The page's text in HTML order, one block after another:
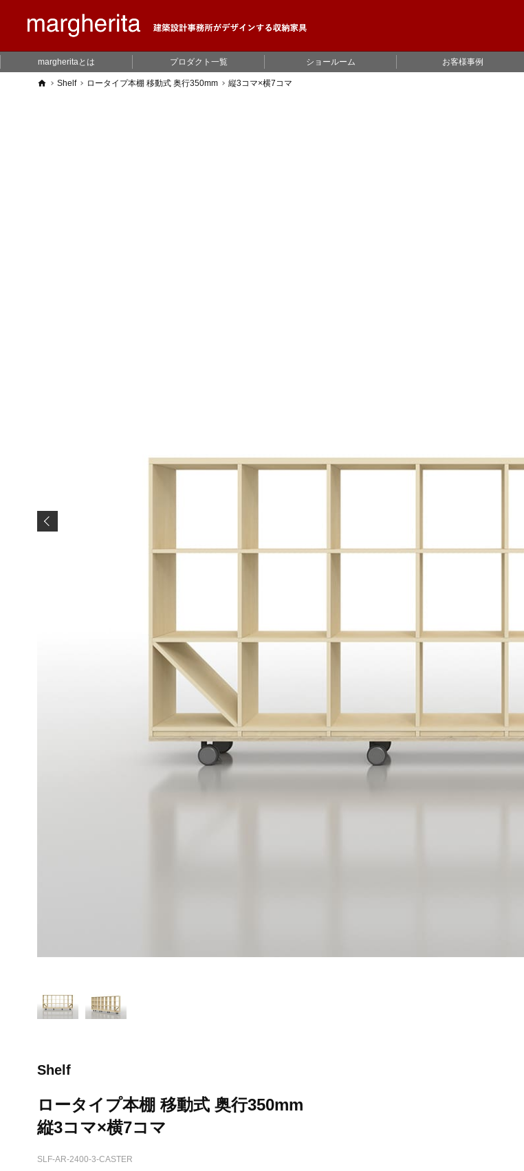
margheritaとは プロダクト一覧 ショールーム お客様事例
home Shelf ロータイプ本棚 移動式 奥行350mm 縦3コマ×横7コマ
Shelf
ロータイプ本棚 移動式 奥行350mm
縦3コマ×横7コマ
SLF-AR-2400-3-CASTER